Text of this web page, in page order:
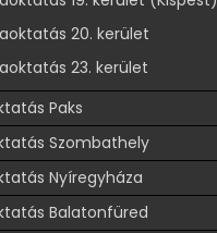
20. kerület
23. kerület
Paks
Szombathely
Nyíregyháza
Balatonfüred